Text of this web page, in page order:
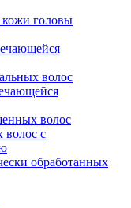
кожи головы
волос
волос
волос с
обработанных